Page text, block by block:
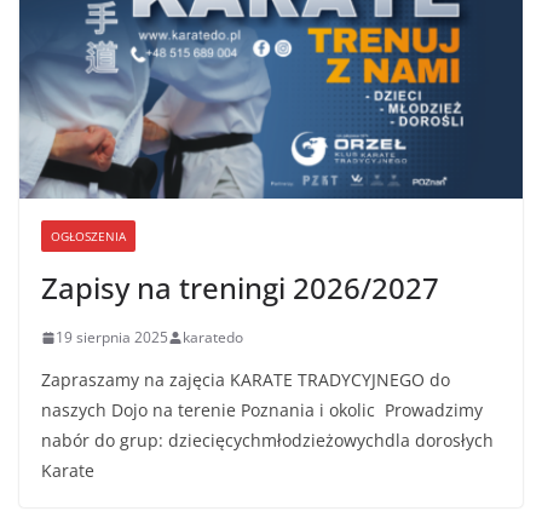
OGŁOSZENIA
Zapisy na treningi 2026/2027
19 sierpnia 2025 karatedo
Zapraszamy na zajęcia KARATE TRADYCYJNEGO do
naszych Dojo na terenie Poznania i okolic Prowadzimy
nabór do grup: dziecięcychmłodzieżowychdla dorosłych
Karate